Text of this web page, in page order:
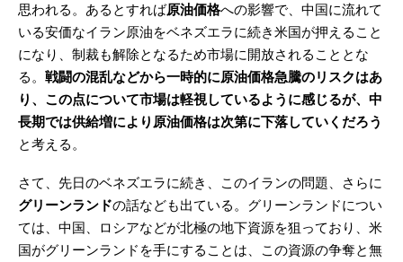
思われる。あるとすれば原油価格への影響で、中国に流れて
いる安価なイラン原油をベネズエラに続き米国が押えること
になり、制裁も解除となるため市場に開放されることとな
る。 戦闘の混乱などから一時的に原油価格急騰のリスクはあ
り、この点について市場は軽視しているように感じるが、中
長期では供給増により原油価格は次第に下落していくだろう
と考える。
さて、先日のベネズエラに続き、このイランの問題、さらに
グリーンランドの話なども出ている。グリーンランドについ
ては、中国、ロシアなどが北極の地下資源を狙っており、米
国がグリーンランドを手にすることは、この資源の争奪と無